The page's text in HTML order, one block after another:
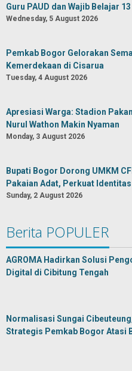
Guru PAUD dan Wajib Belajar
Wednesday, 5 August 2026
Pemkab Bogor Gelorakan
Kemerdekaan di Cisarua
Tuesday, 4 August 2026
Apresiasi Warga: Stadion
Nurul Wathon Makin Nyaman
Monday, 3 August 2026
Bupati Bogor Dorong UMKM
Pakaian Adat, Perkuat Identitas
Sunday, 2 August 2026
Berita POPULER
AGROMA Hadirkan Solusi
Digital di Cibitung Tengah
Normalisasi Sungai
Strategis Pemkab Bogor Atasi